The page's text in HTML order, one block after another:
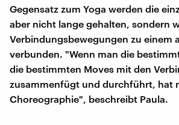
Gegensatz zum Yoga werden die
aber nicht lange gehalten, sondern
Verbindungsbewegungen zu einem
verbunden. "Wenn man die
die bestimmten Moves mit den
zusammenfügt und durchführt, hat
Choreographie", beschreibt Paula.